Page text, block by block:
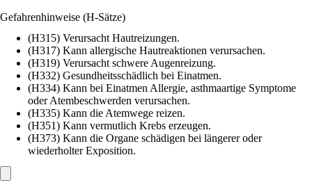
Gefahrenhinweise (H-Sätze)
(H315) Verursacht Hautreizungen.
(H317) Kann allergische Hautreaktionen verursachen.
(H319) Verursacht schwere Augenreizung.
(H332) Gesundheitsschädlich bei Einatmen.
(H334) Kann bei Einatmen Allergie, asthmaartige Symptome
oder Atembeschwerden verursachen.
(H335) Kann die Atemwege reizen.
(H351) Kann vermutlich Krebs erzeugen.
(H373) Kann die Organe schädigen bei längerer oder
wiederholter Exposition.